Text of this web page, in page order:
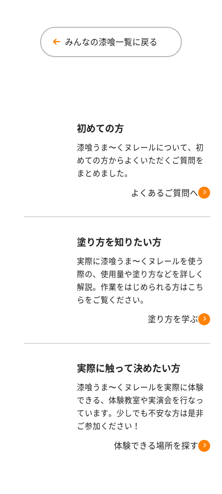
みんなの漆喰一覧に戻る
初めての方
漆喰うま〜くヌレールについて、初
めての方からよくいただくご質問を
まとめました。
よくあるご質問へ
塗り方を知りたい方
実際に漆喰うま〜くヌレールを使う
際の、使用量や塗り方などを詳しく
解説。作業をはじめられる方はこち
らをご覧ください。
塗り方を学ぶ
実際に触って決めたい方
漆喰うま〜くヌレールを実際に体験
できる、体験教室や実演会を行なっ
ています。少しでも不安な方は是非
ご参加ください！
体験できる場所を探す